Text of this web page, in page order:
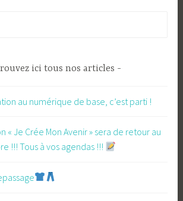
ici tous nos articles
au numérique de base, c’est parti !
« Je Crée Mon Avenir » sera de retour au
!!! Tous à vos agendas !!!